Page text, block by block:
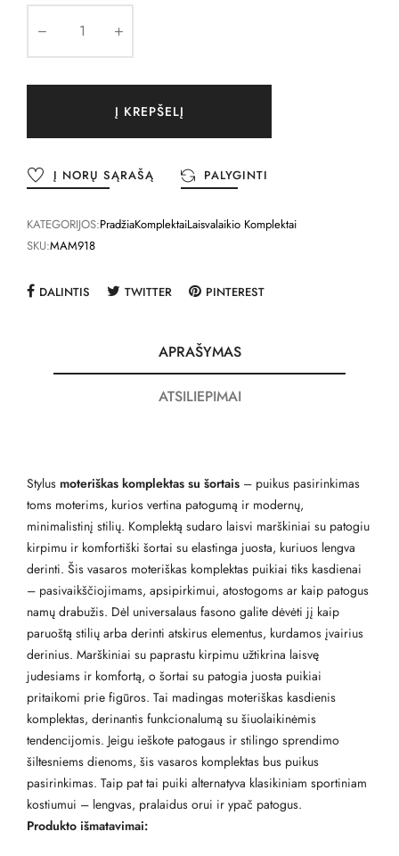
Į KREPŠELĮ
Į NORŲ SĄRAŠĄ PALYGINTI
KATEGORIJOS:PradžiaKomplektaiLaisvalaikio Komplektai
SKU:MAM918
DALINTIS TWITTER PINTEREST
APRAŠYMAS
ATSILIEPIMAI
Stylus moteriškas komplektas su šortais – puikus pasirinkimas
toms moterims, kurios vertina patogumą ir modernų,
minimalistinį stilių. Komplektą sudaro laisvi marškiniai su patogiu
kirpimu ir komfortiški šortai su elastinga juosta, kuriuos lengva
derinti. Šis vasaros moteriškas komplektas puikiai tiks kasdienai
– pasivaikščiojimams, apsipirkimui, atostogoms ar kaip patogus
namų drabužis. Dėl universalaus fasono galite dėvėti jį kaip
paruoštą stilių arba derinti atskirus elementus, kurdamos įvairius
derinius. Marškiniai su paprastu kirpimu užtikrina laisvę
judesiams ir komfortą, o šortai su patogia juosta puikiai
pritaikomi prie figūros. Tai madingas moteriškas kasdienis
komplektas, derinantis funkcionalumą su šiuolaikinėmis
tendencijomis. Jeigu ieškote patogaus ir stilingo sprendimo
šiltesniems dienoms, šis vasaros komplektas bus puikus
pasirinkimas. Taip pat tai puiki alternatyva klasikiniam sportiniam
kostiumui – lengvas, pralaidus orui ir ypač patogus.
Produkto išmatavimai: